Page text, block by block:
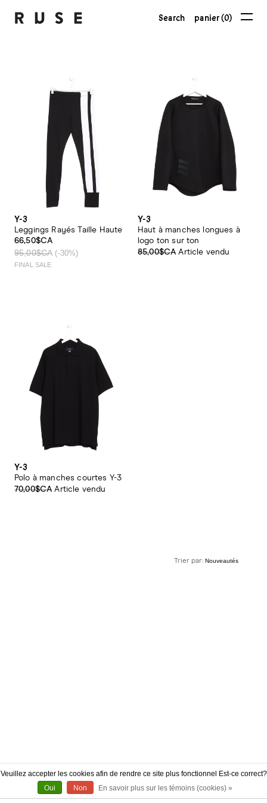
Search panier (0)
Y-3
Leggings Rayés Taille Haute
66,50$CA
95,00$CA (-30%)
FINAL SALE
Y-3
Haut à manches longues à
logo ton sur ton
85,00$CAArticle vendu
Y-3
Polo à manches courtes Y-3
70,00$CAArticle vendu
Trier par:
À PROPOS
Veuillez accepter les cookies afin de rendre ce site plus fonctionnel Est-ce correct?
Oui
Non En savoir plus sur les témoins (cookies) »